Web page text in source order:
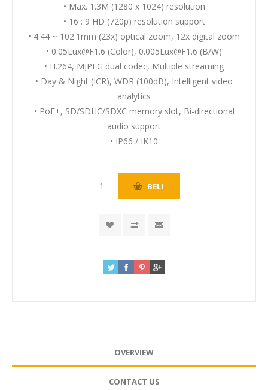
• Max. 1.3M (1280 x 1024) resolution
• 16 : 9 HD (720p) resolution support
• 4.44 ~ 102.1mm (23x) optical zoom, 12x digital zoom
• 0.05Lux@F1.6 (Color), 0.005Lux@F1.6 (B/W)
• H.264, MJPEG dual codec, Multiple streaming
• Day & Night (ICR), WDR (100dB), Intelligent video
analytics
• PoE+, SD/SDHC/SDXC memory slot, Bi-directional
audio support
• IP66 / IK10
OVERVIEW
CONTACT US